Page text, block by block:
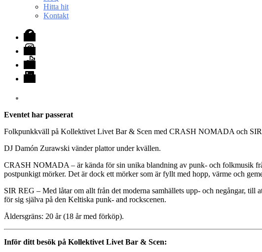
Hitta hit
Kontakt
Facebook
Instagram
TikTok
LinkedIn
Eventet har passerat
Folkpunkkväll på Kollektivet Livet Bar & Scen med CRASH NOMADA och
DJ Damón Zurawski vänder plattor under kvällen.
CRASH NOMADA – är kända för sin unika blandning av punk- och folkmusik
postpunkigt mörker. Det är dock ett mörker som är fyllt med hopp, värme och
SIR REG – Med låtar om allt från det moderna samhällets upp- och negångar,
för sig själva på den Keltiska punk- and rockscenen.
Åldersgräns: 20 år (18 år med förköp).
Inför ditt besök på Kollektivet Livet Bar & Scen: